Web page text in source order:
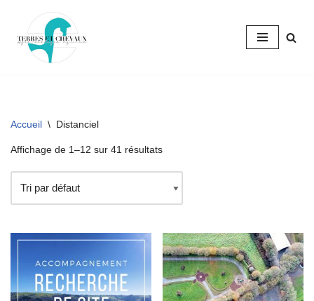
Aller
Accueil \ Distanciel
Affichage de 1–12 sur 41 résultats